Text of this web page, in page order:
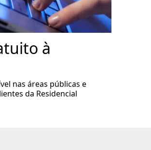
à
nas áreas públicas e
da Residencial